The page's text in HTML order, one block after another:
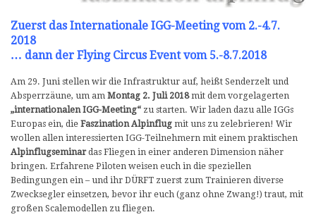
Zuerst das Internationale IGG-Meeting vom 2.-4.7.
2018
… dann der Flying Circus Event vom 5.-8.7.2018
Am 29. Juni stellen wir die Infrastruktur auf, heißt Senderzelt und
Absperrzäune, um am Montag 2. Juli 2018mit dem vorgelagerten
„internationalen IGG-Meeting“ zu starten. Wir laden dazu alle IGGs
Europas ein, die Faszination Alpinflug mit uns zu zelebrieren! Wir
wollen allen interessierten IGG-Teilnehmern mit einem praktischen
Alpinflugseminardas Fliegen in einer anderen Dimension näher
bringen. Erfahrene Piloten weisen euch in die speziellen
Bedingungen ein – und ihr DÜRFT zuerst zum Trainieren diverse
Zwecksegler einsetzen, bevor ihr euch (ganz ohne Zwang!) traut, mit
großen Scalemodellen zu fliegen.